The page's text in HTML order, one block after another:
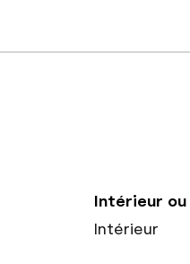
Intérieur
Intérieur